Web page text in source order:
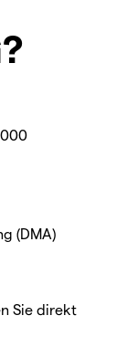
(DMA)
Sie direkt